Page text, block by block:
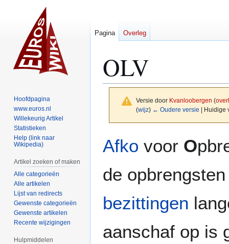
OLV
Versie door Kvanloobergen (
(wijz) ← Oudere versie | Huidige
navigatie
zoeken
Afko voor O
de
bezittingen
aanschaf op is
Pagina Overleg
Hoofdpagina
www.euros.nl
Willekeurig Artikel
Statistieken
Help (link naar
Wikipedia)
Artikel zoeken of maken
Alle categorieën
Alle artikelen
Lijst van redirects
Gewenste categorieën
Gewenste artikelen
Recente wijzigingen
Hulpmiddelen